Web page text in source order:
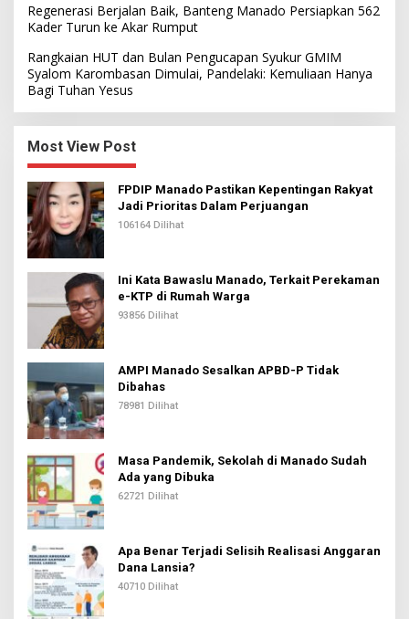
Regenerasi Berjalan Baik, Banteng Manado Persiapkan 562
Kader Turun ke Akar Rumput
Rangkaian HUT dan Bulan Pengucapan Syukur GMIM
Syalom Karombasan Dimulai, Pandelaki: Kemuliaan Hanya
Bagi Tuhan Yesus
Most View Post
FPDIP Manado Pastikan Kepentingan Rakyat
Jadi Prioritas Dalam Perjuangan
106164 Dilihat
Ini Kata Bawaslu Manado, Terkait Perekaman
e-KTP di Rumah Warga
93856 Dilihat
AMPI Manado Sesalkan APBD-P Tidak
Dibahas
78981 Dilihat
Masa Pandemik, Sekolah di Manado Sudah
Ada yang Dibuka
62721 Dilihat
Apa Benar Terjadi Selisih Realisasi Anggaran
Dana Lansia?
40710 Dilihat